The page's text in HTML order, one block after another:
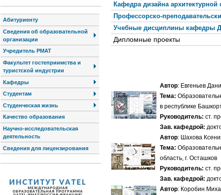
Кафедра дизайна архитектурной
Профессорско-
Учебные дисциплины кафедры
Дипломные проекты
Автор: Евгеньев
Тема:
в республике
Руководитель: ст.
Зав. кафедрой:
Автор: Шахова
Тема:
область, г. Осташков
Руководитель: ст.
Зав. кафедрой:
Автор: Коробин
Абитуриенту
Сведения об образовательной
организации
Учредитель РМАТ
Факультет гостеприимства и
туристской индустрии
Кафедры
Студентам
Студенческая жизнь
Качество образования
Научно-исследовательская
деятельность
Сведения для лицензирования